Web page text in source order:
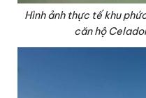
Hình ảnh thực tế khu
căn hộ